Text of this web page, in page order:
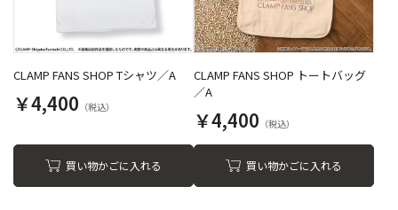
CLAMP FANS SHOP Tシャツ／A
￥4,400
買い物かごに入れる
CLAMP FANS SHOP トートバッグ
／A
￥4,400
買い物かごに入れる